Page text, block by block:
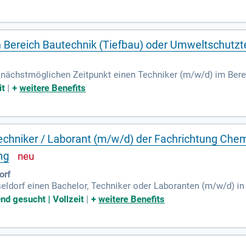
Bautechnik (Tiefbau) oder
Zeitpunkt einen Techniker (m/w/d) im
Garbsen“ (SEG). Diese unbefristete Stelle in der
in Abwasserpumpwerken. Zu den Aufgaben gehören
Eine abgeschlossene
der Klasse B notwendig. Bewerber sollten
|+weitere Benefits
/ Laborant (m/w/d) der Fachrichtung
einen Bachelor, Techniker oder Laboranten (m/w/d)
Bereichen liegen. In unserem Unternehmen
und gestalten die klimaneutrale Zukunft aktiv
gesucht | Vollzeit |+weitere Benefits